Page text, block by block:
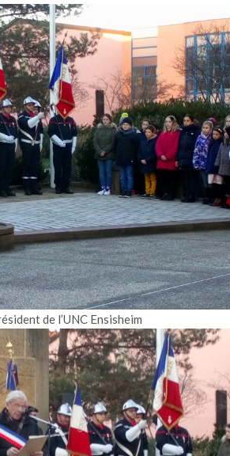
de l’UNC Ensisheim